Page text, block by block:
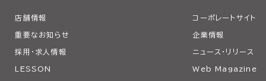
店舗情報 コーポレートサイト
重要なお知らせ 企業情報
採用・求人情報 ニュース・リリース
LESSON Web Magazine